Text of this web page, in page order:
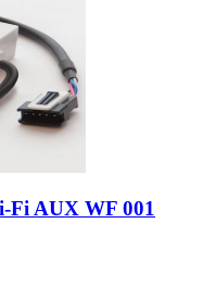
Fi AUX WF 001